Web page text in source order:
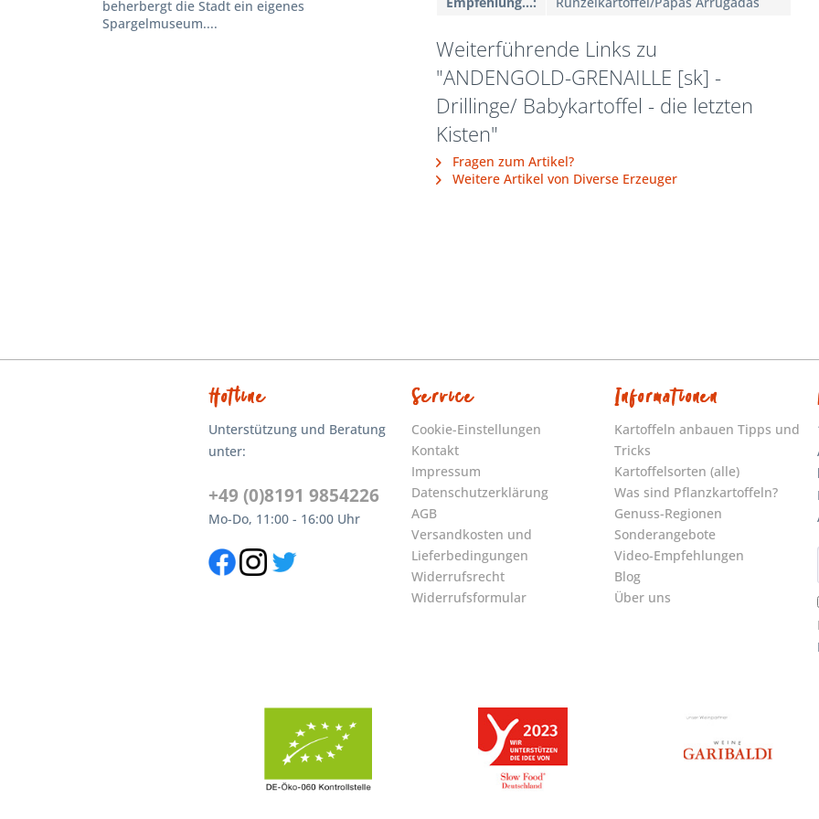
beherbergt die Stadt ein eigenes
Spargelmuseum....
Weiterführende Links zu
"ANDENGOLD-GRENAILLE [sk] -
Drillinge/ Babykartoffel - die letzten
Kisten"
Fragen zum Artikel?
Weitere Artikel von Diverse Erzeuger
Hotline
Unterstützung und Beratung
unter:
+49 (0)8191 9854226
Mo-Do, 11:00 - 16:00 Uhr
Service
Cookie-Einstellungen
Kontakt
Impressum
Datenschutzerklärung
AGB
Versandkosten und
Lieferbedingungen
Widerrufsrecht
Widerrufsformular
Informationen
Kartoffeln anbauen Tipps und
Tricks
Kartoffelsorten (alle)
Was sind Pflanzkartoffeln?
Genuss-Regionen
Sonderangebote
Video-Empfehlungen
Blog
Über uns